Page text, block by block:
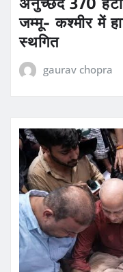
जम्मू- कश्मीर में
स्थगित
gaurav chopra